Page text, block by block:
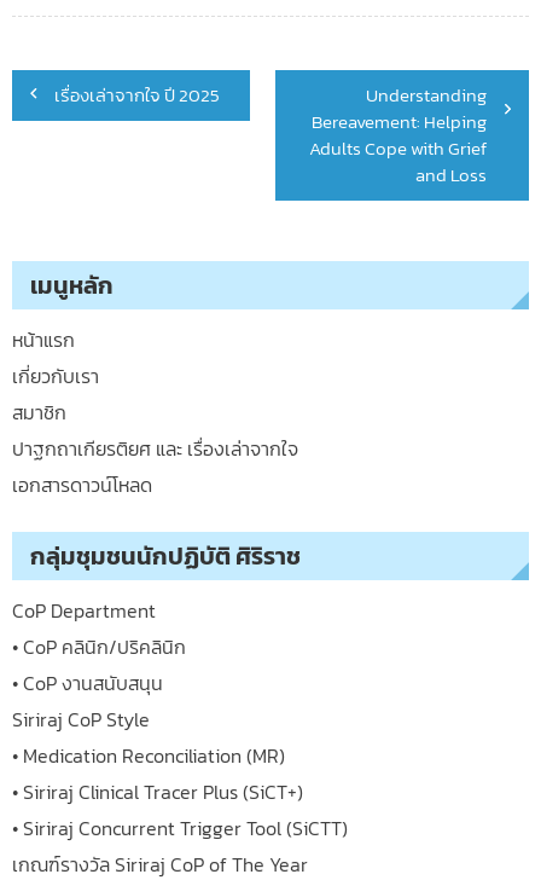
Post
navigation
เรื่องเล่าจากใจ ปี 2025
Understanding
Bereavement: Helping
Adults Cope with Grief
and Loss
เมนูหลัก
หน้าแรก
เกี่ยวกับเรา
สมาชิก
ปาฐกถาเกียรติยศ และ เรื่องเล่าจากใจ
เอกสารดาวน์โหลด
กลุ่มชุมชนนักปฏิบัติ ศิริราช
CoP Department
• CoP คลินิก/ปริคลินิก
• CoP งานสนับสนุน
Siriraj CoP Style
• Medication Reconciliation (MR)
• Siriraj Clinical Tracer Plus (SiCT+)
• Siriraj Concurrent Trigger Tool (SiCTT)
เกณฑ์รางวัล Siriraj CoP of The Year